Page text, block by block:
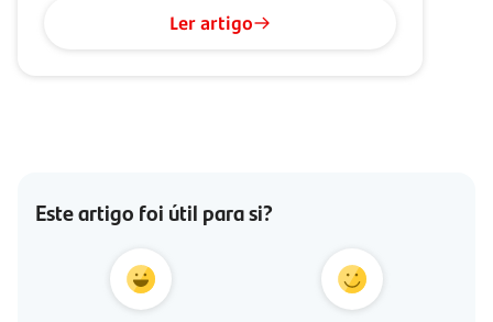
Ler artigo
Este artigo foi útil para si?